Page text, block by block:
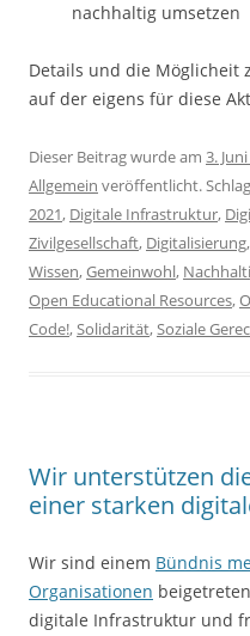
nachhaltig umsetzen
Details und die Möglicheit
auf der eigens für diese
Dieser Beitrag wurde am 3.
Allgemein veröffentlicht.
2021, Digitale Infrastruktur,
Zivilgesellschaft, Digitalisierung,
Wissen,Gemeinwohl,
Open Educational Resources,
Code!,Solidarität,Soziale
Wir unterstützen
einer starken
Wir sind einem Bündnis
Organisationen
digitale Infrastruktur und